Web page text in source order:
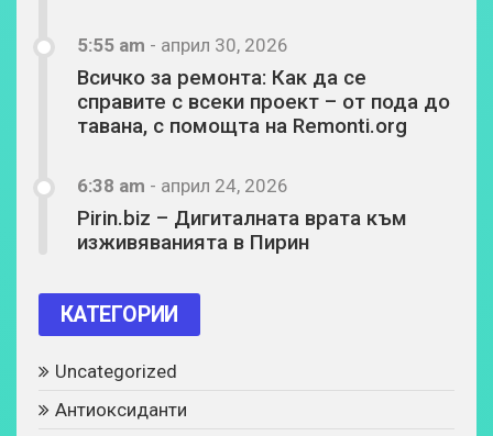
5:55 am - април 30, 2026
Всичко за ремонта: Как да се
справите с всеки проект – от пода до
тавана, с помощта на Remonti.org
6:38 am - април 24, 2026
Pirin.biz – Дигиталната врата към
изживяванията в Пирин
КАТЕГОРИИ
Uncategorized
Антиоксиданти